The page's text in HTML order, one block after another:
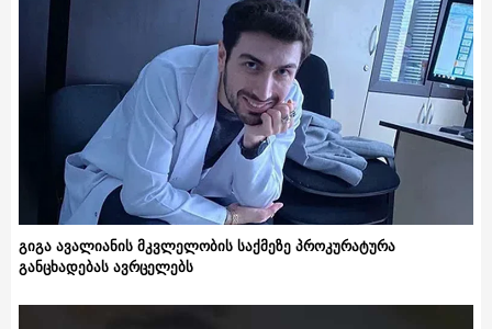
გიგა ავალიანის მკვლელობის საქმეზე პროკურატურა
განცხადებას ავრცელებს